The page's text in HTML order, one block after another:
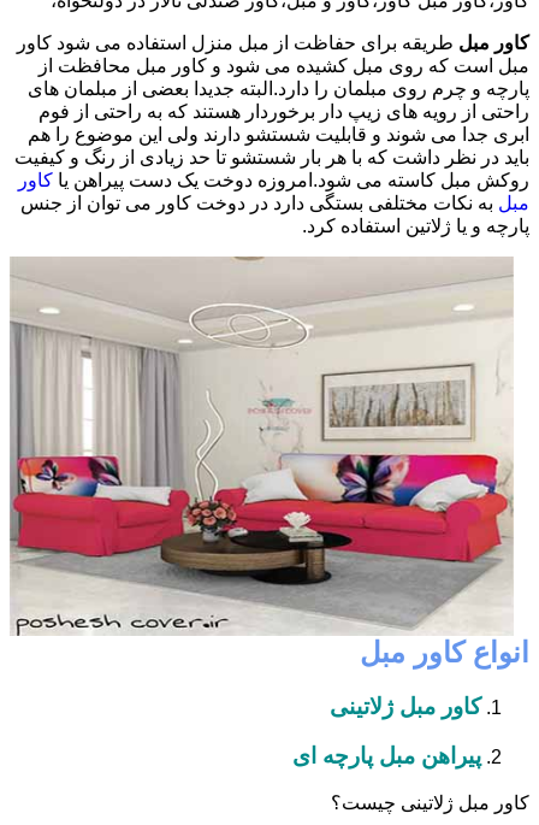
کاور مبل طریقه برای حفاظت از مبل منزل استفاده می شود کاور
مبل است که روی مبل کشیده می شود و کاور مبل محافظت از
پارچه و چرم روی مبلمان را دارد.البته جدیدا بعضی از مبلمان های
راحتی از رویه های زیپ دار برخوردار هستند که به راحتی از فوم
ابری جدا می شوند و قابلیت شستشو دارند ولی این موضوع را هم
باید در نظر داشت که با هر بار شستشو تا حد زیادی از رنگ و کیفیت
روکش مبل کاسته می شود.امروزه دوخت یک دست پیراهن یا کاور
مبل به نکات مختلفی بستگی دارد در دوخت کاور می توان از جنس
پارچه و یا ژلاتین استفاده کرد.
انواع کاور مبل
کاور مبل ژلاتینی
پیراهن مبل پارچه ای
کاور مبل ژلاتینی چیست؟